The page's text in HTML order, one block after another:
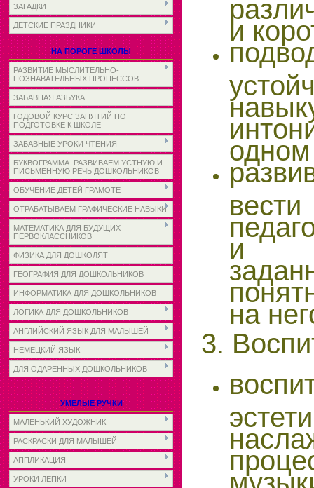
ЗАГАДКИ
ДЕТСКИЕ ПРАЗДНИКИ
НА ПОРОГЕ ШКОЛЫ
РАЗВИТИЕ МЫСЛИТЕЛЬНО-
ПОЗНАВАТЕЛЬНЫХ ПРОЦЕССОВ
ЗАБАВНАЯ АЗБУКА
ГОДОВОЙ КУРС ЗАНЯТИЙ ПО
ПОДГОТОВКЕ К ШКОЛЕ
ЗАБАВНЫЕ УРОКИ ЧТЕНИЯ
БУКВОГРАММА. РАЗВИВАЕМ УСТНУЮ И
ПИСЬМЕННУЮ РЕЧЬ ДОШКОЛЬНИКОВ
ОБУЧЕНИЕ ДЕТЕЙ ГРАМОТЕ
ОТРАБАТЫВАЕМ ГРАФИЧЕСКИЕ НАВЫКИ
МАТЕМАТИКА ДЛЯ БУДУЩИХ
ПЕРВОКЛАССНИКОВ
ФИЗИКА ДЛЯ ДОШКОЛЯТ
ГЕОГРАФИЯ ДЛЯ ДОШКОЛЬНИКОВ
ИНФОРМАТИКА ДЛЯ ДОШКОЛЬНИКОВ
ЛОГИКА ДЛЯ ДОШКОЛЬНИКОВ
АНГЛИЙСКИЙ ЯЗЫК ДЛЯ МАЛЫШЕЙ
НЕМЕЦКИЙ ЯЗЫК
ДЛЯ ОДАРЕННЫХ ДОШКОЛЬНИКОВ
УМЕЛЫЕ РУЧКИ
МАЛЕНЬКИЙ ХУДОЖНИК
РАСКРАСКИ ДЛЯ МАЛЫШЕЙ
АППЛИКАЦИЯ
УРОКИ ЛЕПКИ
и
одном
и
на
3.